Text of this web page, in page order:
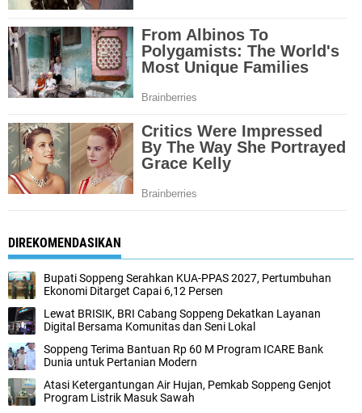
DIREKOMENDASIKAN
Bupati Soppeng Serahkan KUA-PPAS 2027, Pertumbuhan
Ekonomi Ditarget Capai 6,12 Persen
Lewat BRISIK, BRI Cabang Soppeng Dekatkan Layanan
Digital Bersama Komunitas dan Seni Lokal
Soppeng Terima Bantuan Rp 60 M Program ICARE Bank
Dunia untuk Pertanian Modern
Atasi Ketergantungan Air Hujan, Pemkab Soppeng Genjot
Program Listrik Masuk Sawah